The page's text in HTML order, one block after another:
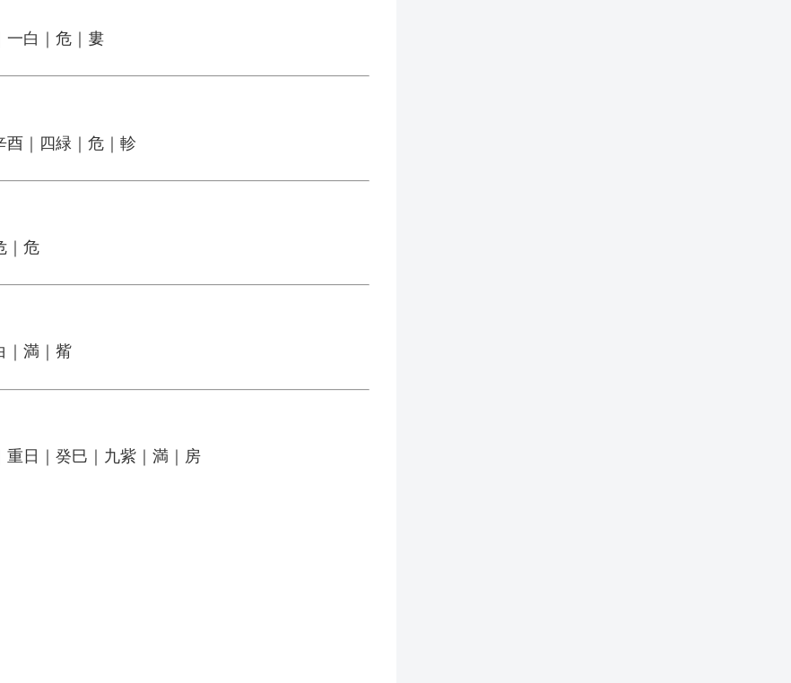
一白｜危｜婁
酉｜四緑｜危｜軫
｜危
｜満｜觜
重日｜癸巳｜九紫｜満｜房